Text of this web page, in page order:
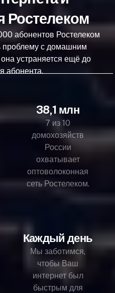
Ростелеком
абонентов Ростелеком
проблему с домашним
устраняется ещё до
абонента.
38,1 млн
7 из 10
домохозяйств
России
охватывает
оптоволоконная
сеть Ростелеком.
Каждый день
Мы заботимся,
чтобы Ваш
интернет был
быстрым для